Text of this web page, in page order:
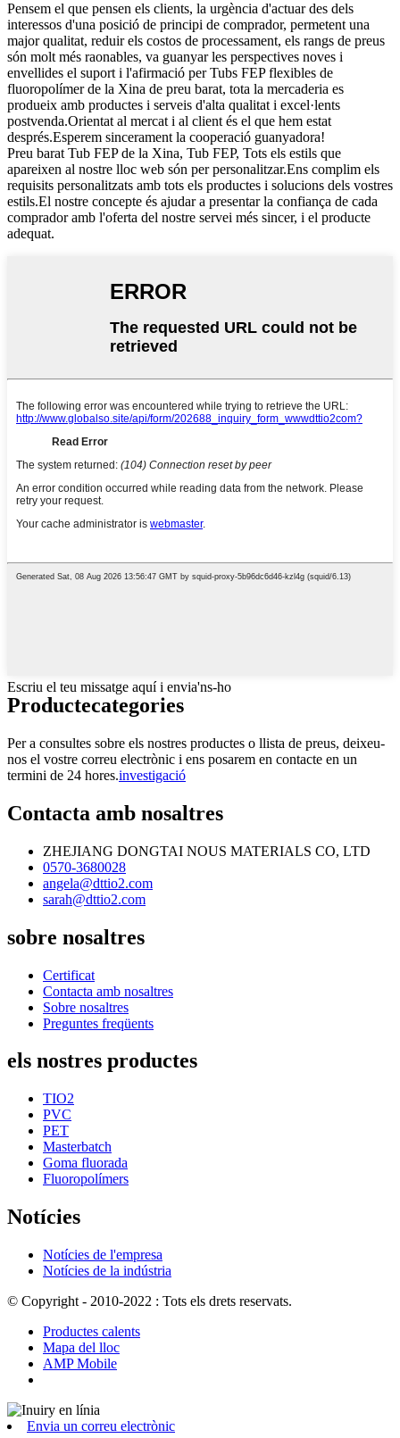
Pensem el que pensen els clients, la urgència d'actuar des dels
interessos d'una posició de principi de comprador, permetent una
major qualitat, reduir els costos de processament, els rangs de preus
són molt més raonables, va guanyar les perspectives noves i
envellides el suport i l'afirmació per Tubs FEP flexibles de
fluoropolímer de la Xina de preu barat, tota la mercaderia es
produeix amb productes i serveis d'alta qualitat i excel·lents
postvenda.Orientat al mercat i al client és el que hem estat
després.Esperem sincerament la cooperació guanyadora!
Preu barat Tub FEP de la Xina, Tub FEP, Tots els estils que
apareixen al nostre lloc web són per personalitzar.Ens complim els
requisits personalitzats amb tots els productes i solucions dels vostres
estils.El nostre concepte és ajudar a presentar la confiança de cada
comprador amb l'oferta del nostre servei més sincer, i el producte
adequat.
Escriu el teu missatge aquí i envia'ns-ho
Productecategories
Per a consultes sobre els nostres productes o llista de preus, deixeu-
nos el vostre correu electrònic i ens posarem en contacte en un
termini de 24 hores.investigació
Contacta amb nosaltres
ZHEJIANG DONGTAI NOUS MATERIALS CO, LTD
0570-3680028
angela@dttio2.com
sarah@dttio2.com
sobre nosaltres
Certificat
Contacta amb nosaltres
Sobre nosaltres
Preguntes freqüents
els nostres productes
TIO2
PVC
PET
Masterbatch
Goma fluorada
Fluoropolímers
Notícies
Notícies de l'empresa
Notícies de la indústria
© Copyright - 2010-2022 : Tots els drets reservats.
Productes calents
Mapa del lloc
AMP Mobile
Envia un correu electrònic